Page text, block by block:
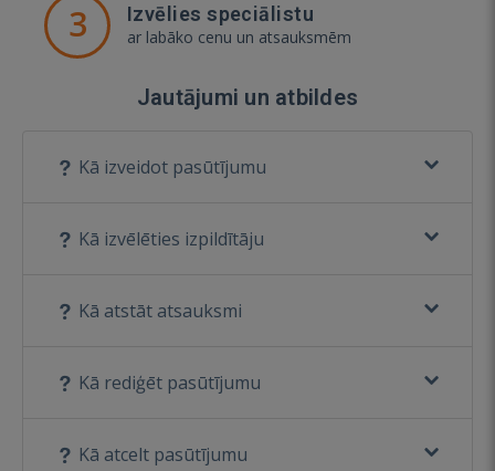
3 Izvēlies speciālistu
ar labāko cenu un atsauksmēm
Jautājumi un atbildes
Kā izveidot pasūtījumu
Kā izvēlēties izpildītāju
Kā atstāt atsauksmi
Kā rediģēt pasūtījumu
Kā atcelt pasūtījumu